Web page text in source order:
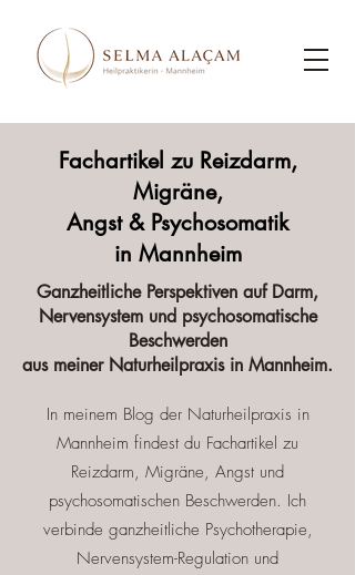
Fachartikel zu Reizdarm,
Migräne,
Angst & Psychosomatik
in Mannheim
Ganzheitliche Perspektiven auf Darm,
Nervensystem und psychosomatische
Beschwerden
aus meiner Naturheilpraxis in Mannheim.
In meinem Blog der Naturheilpraxis in
Mannheim findest du Fachartikel zu
Reizdarm, Migräne, Angst und
psychosomatischen Beschwerden. Ich
verbinde ganzheitliche Psychotherapie,
Nervensystem-Regulation und